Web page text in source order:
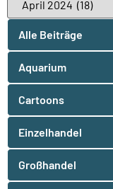
Alle Beiträge
Aquarium
Cartoons
Einzelhandel
Großhandel